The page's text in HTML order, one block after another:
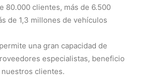
80.000 clientes, más de 6.500
de 1,3 millones de vehículos
una gran capacidad de
especialistas, beneficio
clientes.